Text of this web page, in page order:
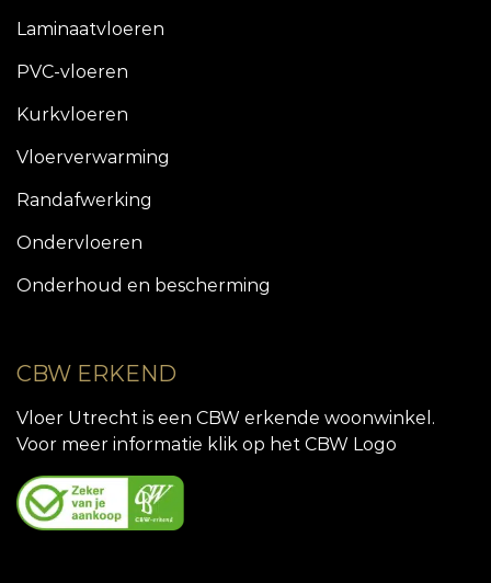
Laminaatvloeren
PVC-vloeren
Kurkvloeren
Vloerverwarming
Randafwerking
Ondervloeren
Onderhoud en bescherming
CBW ERKEND
Vloer Utrecht is een CBW erkende woonwinkel.
Voor meer informatie klik op het CBW Logo